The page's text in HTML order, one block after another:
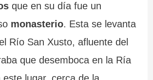
que en su día fue un
monasterio. Esta se levanta
Río San Xusto, afluente del
que desemboca en la Ría